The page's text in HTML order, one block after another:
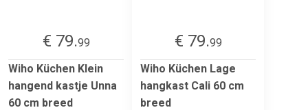
€ 79.99
Wiho Küchen Klein
hangend kastje Unna
60 cm breed
€ 79.99
Wiho Küchen Lage
hangkast Cali 60 cm
breed